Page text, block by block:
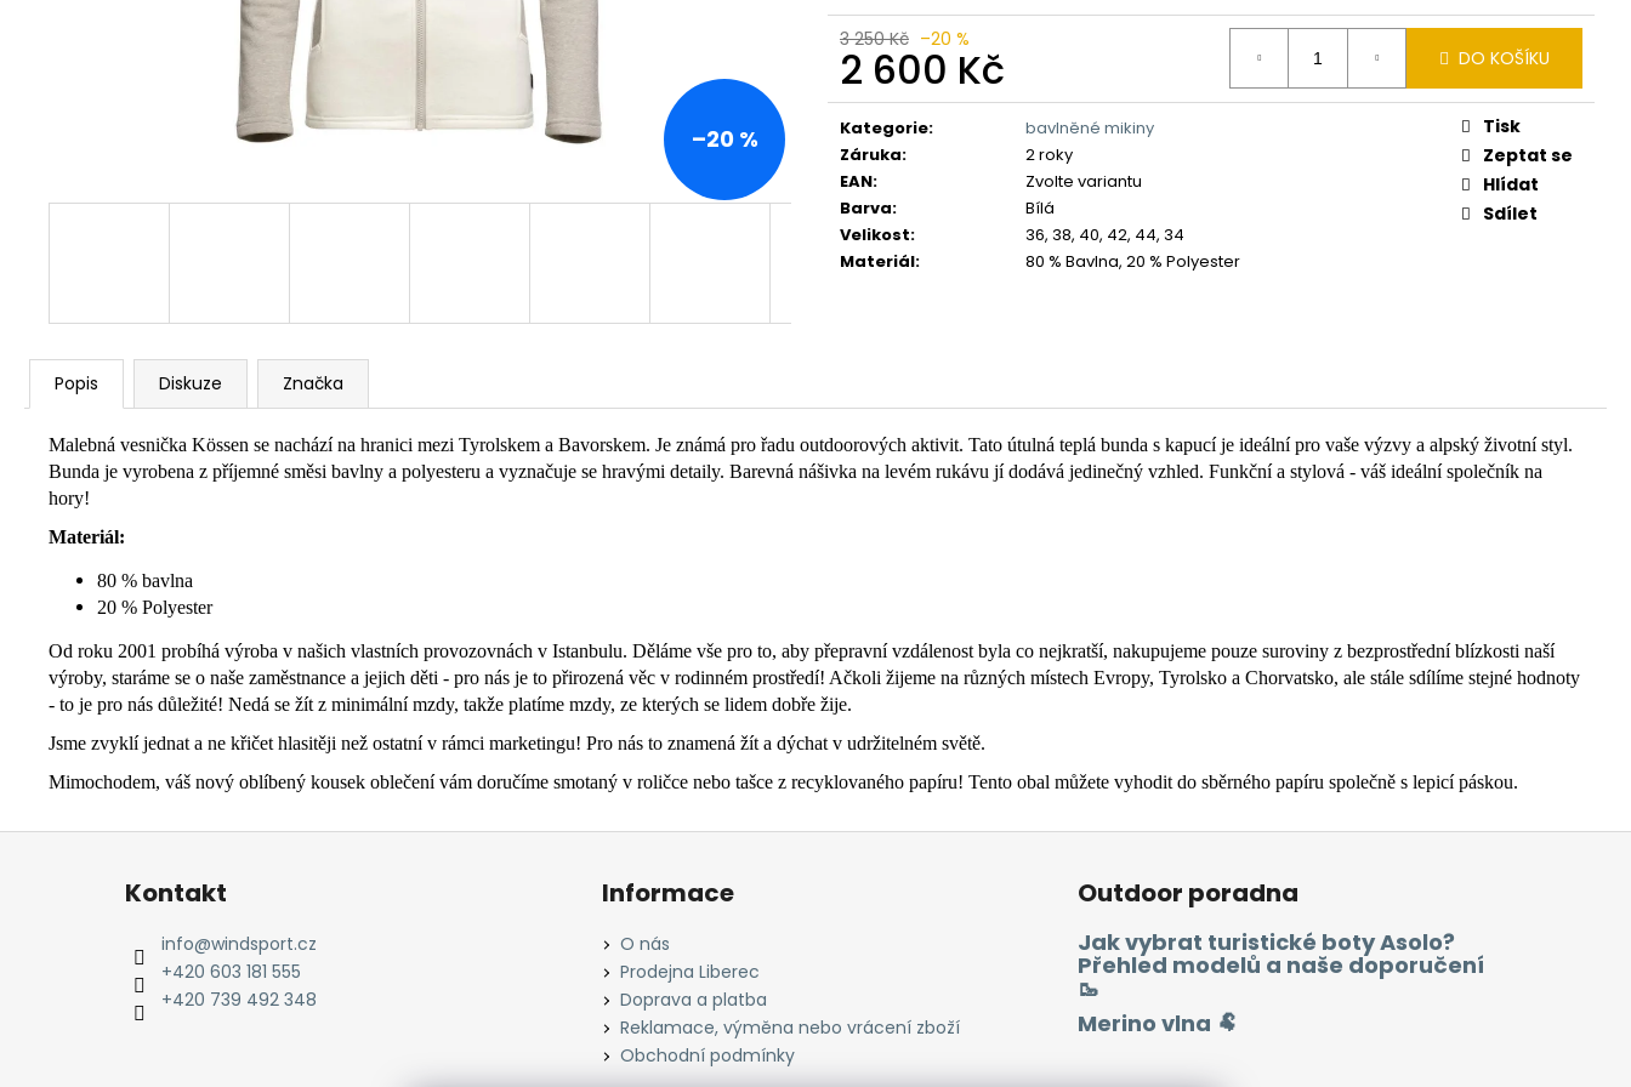
3 250 Kč –20 %
2 600 Kč
Měrná
cena:
DO KOŠÍKU
Kategorie:
bavlněné mikiny
Záruka:
2 roky
EAN:
Zvolte variantu
Barva:
Bílá
Velikost:
36, 38, 40, 42, 44, 34
Materiál: 80 % Bavlna, 20 % Polyester
Tisk
Zeptat se
Hlídat
Sdílet
–20 %
Popis Diskuze Značka
Malebná vesnička Kössen se nachází na hranici mezi Tyrolskem a Bavorskem. Je známá pro řadu outdoorových aktivit. Tato útulná teplá bunda s kapucí je ideální pro vaše výzvy a alpský životní styl.
Bunda je vyrobena z příjemné směsi bavlny a polyesteru a vyznačuje se hravými detaily. Barevná nášivka na levém rukávu jí dodává jedinečný vzhled. Funkční a stylová - váš ideální společník na
hory!
Materiál:
80 % bavlna
20 % Polyester
Od roku 2001 probíhá výroba v našich vlastních provozovnách v Istanbulu. Děláme vše pro to, aby přepravní vzdálenost byla co nejkratší, nakupujeme pouze suroviny z bezprostřední blízkosti naší
výroby, staráme se o naše zaměstnance a jejich děti - pro nás je to přirozená věc v rodinném prostředí! Ačkoli žijeme na různých místech Evropy, Tyrolsko a Chorvatsko, ale stále sdílíme stejné hodnoty
- to je pro nás důležité! Nedá se žít z minimální mzdy, takže platíme mzdy, ze kterých se lidem dobře žije.
Jsme zvyklí jednat a ne křičet hlasitěji než ostatní v rámci marketingu! Pro nás to znamená žít a dýchat v udržitelném světě.
Mimochodem, váš nový oblíbený kousek oblečení vám doručíme smotaný v roličce nebo tašce z recyklovaného papíru! Tento obal můžete vyhodit do sběrného papíru společně s lepicí páskou.
Z
Kontakt
info@windsport.cz
+420 603 181 555
+420 739 492 348
Informace
O nás
Prodejna Liberec
Doprava a platba
Reklamace, výměna nebo vrácení zboží
Obchodní podmínky
Outdoor poradna
Jak vybrat turistické boty Asolo?
Přehled modelů a naše doporučení
🥾
Merino vlna 🐏